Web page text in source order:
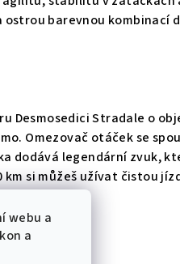
webu a
a
barevnou kombinací
Desmosedici Stradale o
Omezovač otáček se
dodává legendární zvuk,
si můžeš užívat čistou